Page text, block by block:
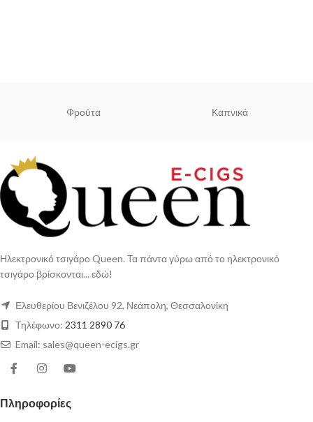
Φρούτα Καπνικά
Ηλεκτρονικό τσιγάρο Queen. Τα πάντα γύρω από το ηλεκτρονικό
τσιγάρο βρίσκονται... εδώ!
Ελευθερίου Βενιζέλου 92, Νεάπολη, Θεσσαλονίκη
Τηλέφωνο: 2311 2890 76
Email: sales@queen-ecigs.gr
Πληροφορίες